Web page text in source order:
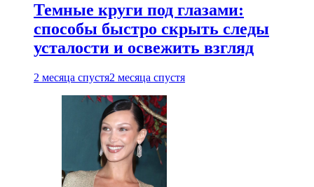
Темные круги под глазами:
способы быстро скрыть следы
усталости и освежить взгляд
2 месяца спустя2 месяца спустя